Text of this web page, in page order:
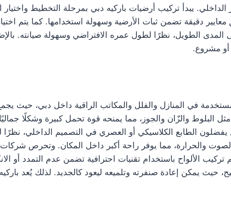
يبدأ تركيب أرضيات باركيه دبي بمرحلة التخطيط واختيار
دقيقة تضمن ثبات الأرضية وسهولة استخدامها. كما يتم
المدى الطويل، نظرًا لطول عمره الافتراضي وسهولة صيانته.
أو مشروع.
في المنازل والفلل والمكاتب الراقية داخل دبي، حيث يجمع
البلوط والزّان والجوز، مما يمنحه قوة تحمل كبيرة وشكلًا
الطابع الكلاسيكي أو العصري في التصميم الداخلي،
الصوت والحرارة، مما يوفر راحة أكبر داخل المكان. وتحرص
تركيب الألواح باستخدام تقنيات احترافية تضمن عدم التمدد أو
يمكن إعادة صنفرته وتلميعه ليعود كالجديد. لذلك يُعد